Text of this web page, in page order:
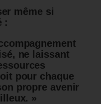
même si
:
ne laissant
pour chaque
propre avenir
»